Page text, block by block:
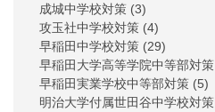
成城中学校対策 (3)
攻玉社中学校対策 (4)
早稲田中学校対策 (29)
早稲田大学高等学院中等部対策
早稲田実業学校中等部対策 (5)
明治大学付属世田谷中学校対策